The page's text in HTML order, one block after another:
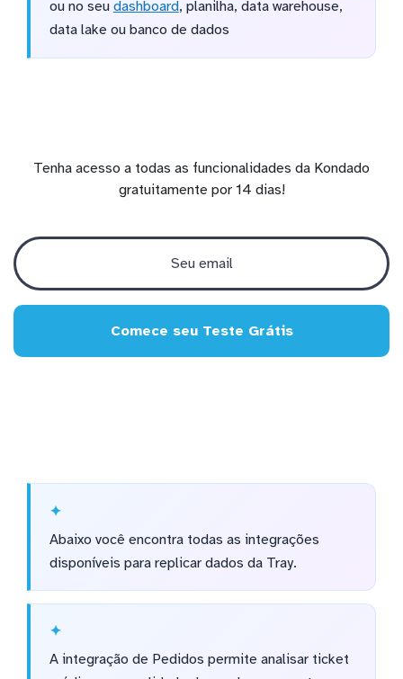
ou no seu dashboard, planilha, data warehouse,
data lake ou banco de dados
Tenha acesso a todas as funcionalidades da Kondado
gratuitamente por 14 dias!
Comece seu Teste Grátis
Abaixo você encontra todas as integrações
disponíveis para replicar dados da Tray.
A integração de Pedidos permite analisar ticket